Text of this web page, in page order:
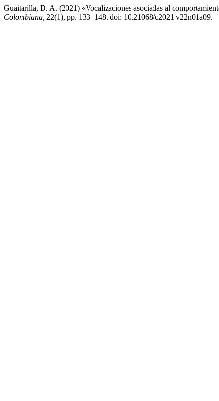
Guaitarilla, D. A. (2021) «Vocalizaciones asociadas al
Colombiana, 22(1), pp. 133–148. doi: 10.21068/c2021.v22n01a09.